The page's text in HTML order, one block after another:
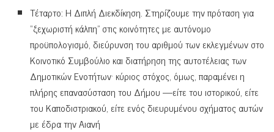
Τέταρτο: Η Διπλή Διεκδίκηση. Στηρίζουμε την πρόταση για
“ξεχωριστή κάλπη” στις κοινότητες με αυτόνομο
προϋπολογισμό, διεύρυνση του αριθμού των εκλεγμένων στο
Κοινοτικό Συμβούλιο και διατήρηση της αυτοτέλειας των
Δημοτικών Ενοτήτων· κύριος στόχος, όμως, παραμένει η
πλήρης επανασύσταση του Δήμου —είτε του ιστορικού, είτε
του Καποδιστριακού, είτε ενός διευρυμένου σχήματος αυτών
με έδρα την Αιανή